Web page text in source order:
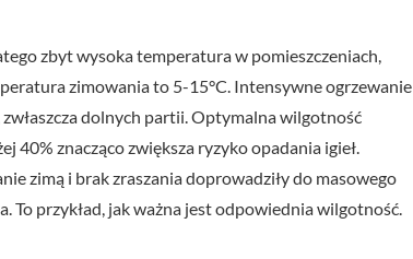
zbyt wysoka temperatura w pomieszczeniach,
zimowania to 5-15°C. Intensywne ogrzewanie
dolnych partii. Optymalna wilgotność
znacząco zwiększa ryzyko opadania igieł.
zimą i brak zraszania doprowadziły do masowego
To przykład, jak ważna jest odpowiednia wilgotność.